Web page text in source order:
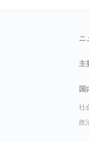
ニ
主
国
社
政